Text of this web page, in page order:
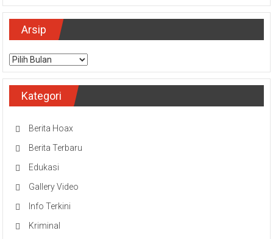
Arsip
Arsip
Kategori
Berita Hoax
Berita Terbaru
Edukasi
Gallery Video
Info Terkini
Kriminal